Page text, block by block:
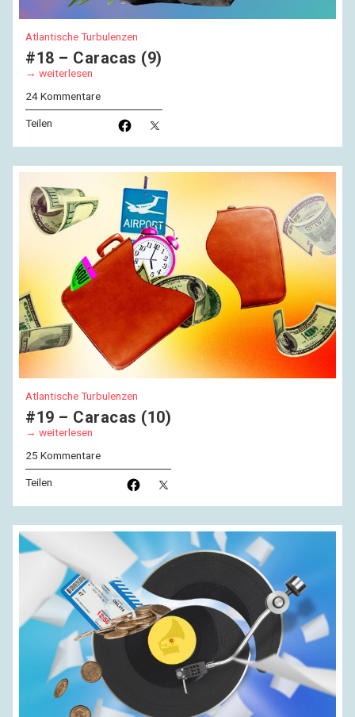
Atlantische Turbulenzen
#18 – Caracas (9)
weiterlesen
24 Kommentare
Teilen
Atlantische Turbulenzen
#19 – Caracas (10)
weiterlesen
25 Kommentare
Teilen